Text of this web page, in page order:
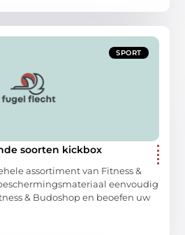
SPORT
soorten kickbox
assortiment van Fitness &
eenvoudig
& Budoshop en beoefen uw